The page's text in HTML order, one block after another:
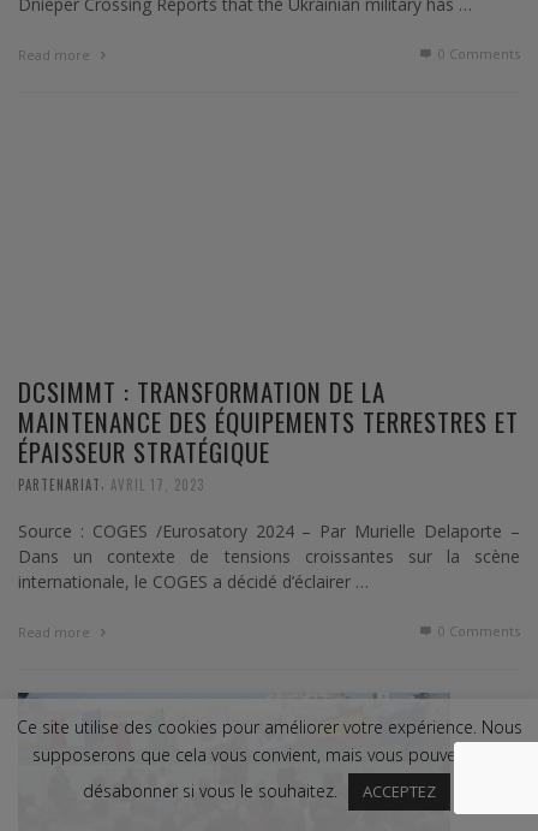
Read more 0 Comments
DCSIMMT : TRANSFORMATION DE LA
MAINTENANCE DES ÉQUIPEMENTS TERRESTRES ET
ÉPAISSEUR STRATÉGIQUE
PARTENARIAT AVRIL 17, 2023
Source : COGES /Eurosatory 2024 – Par Murielle Delaporte –
Dans un contexte de tensions croissantes sur la scène
internationale, le COGES a décidé d’éclairer …
Read more 0 Comments
Ce site utilise des cookies pour améliorer votre expérience. Nous
supposerons que cela vous convient, mais vous pouvez vous
désabonner si vous le souhaitez.
ACCEPTEZ